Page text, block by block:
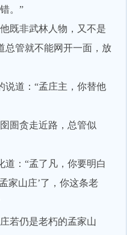
。”
非武林人物，又不是
总管就不能网开一面，放
道：“孟庄主，你替他
贪走近路，总管似
：“孟了凡，你要明白
家山庄’了，你这条老
仍是老朽的孟家山